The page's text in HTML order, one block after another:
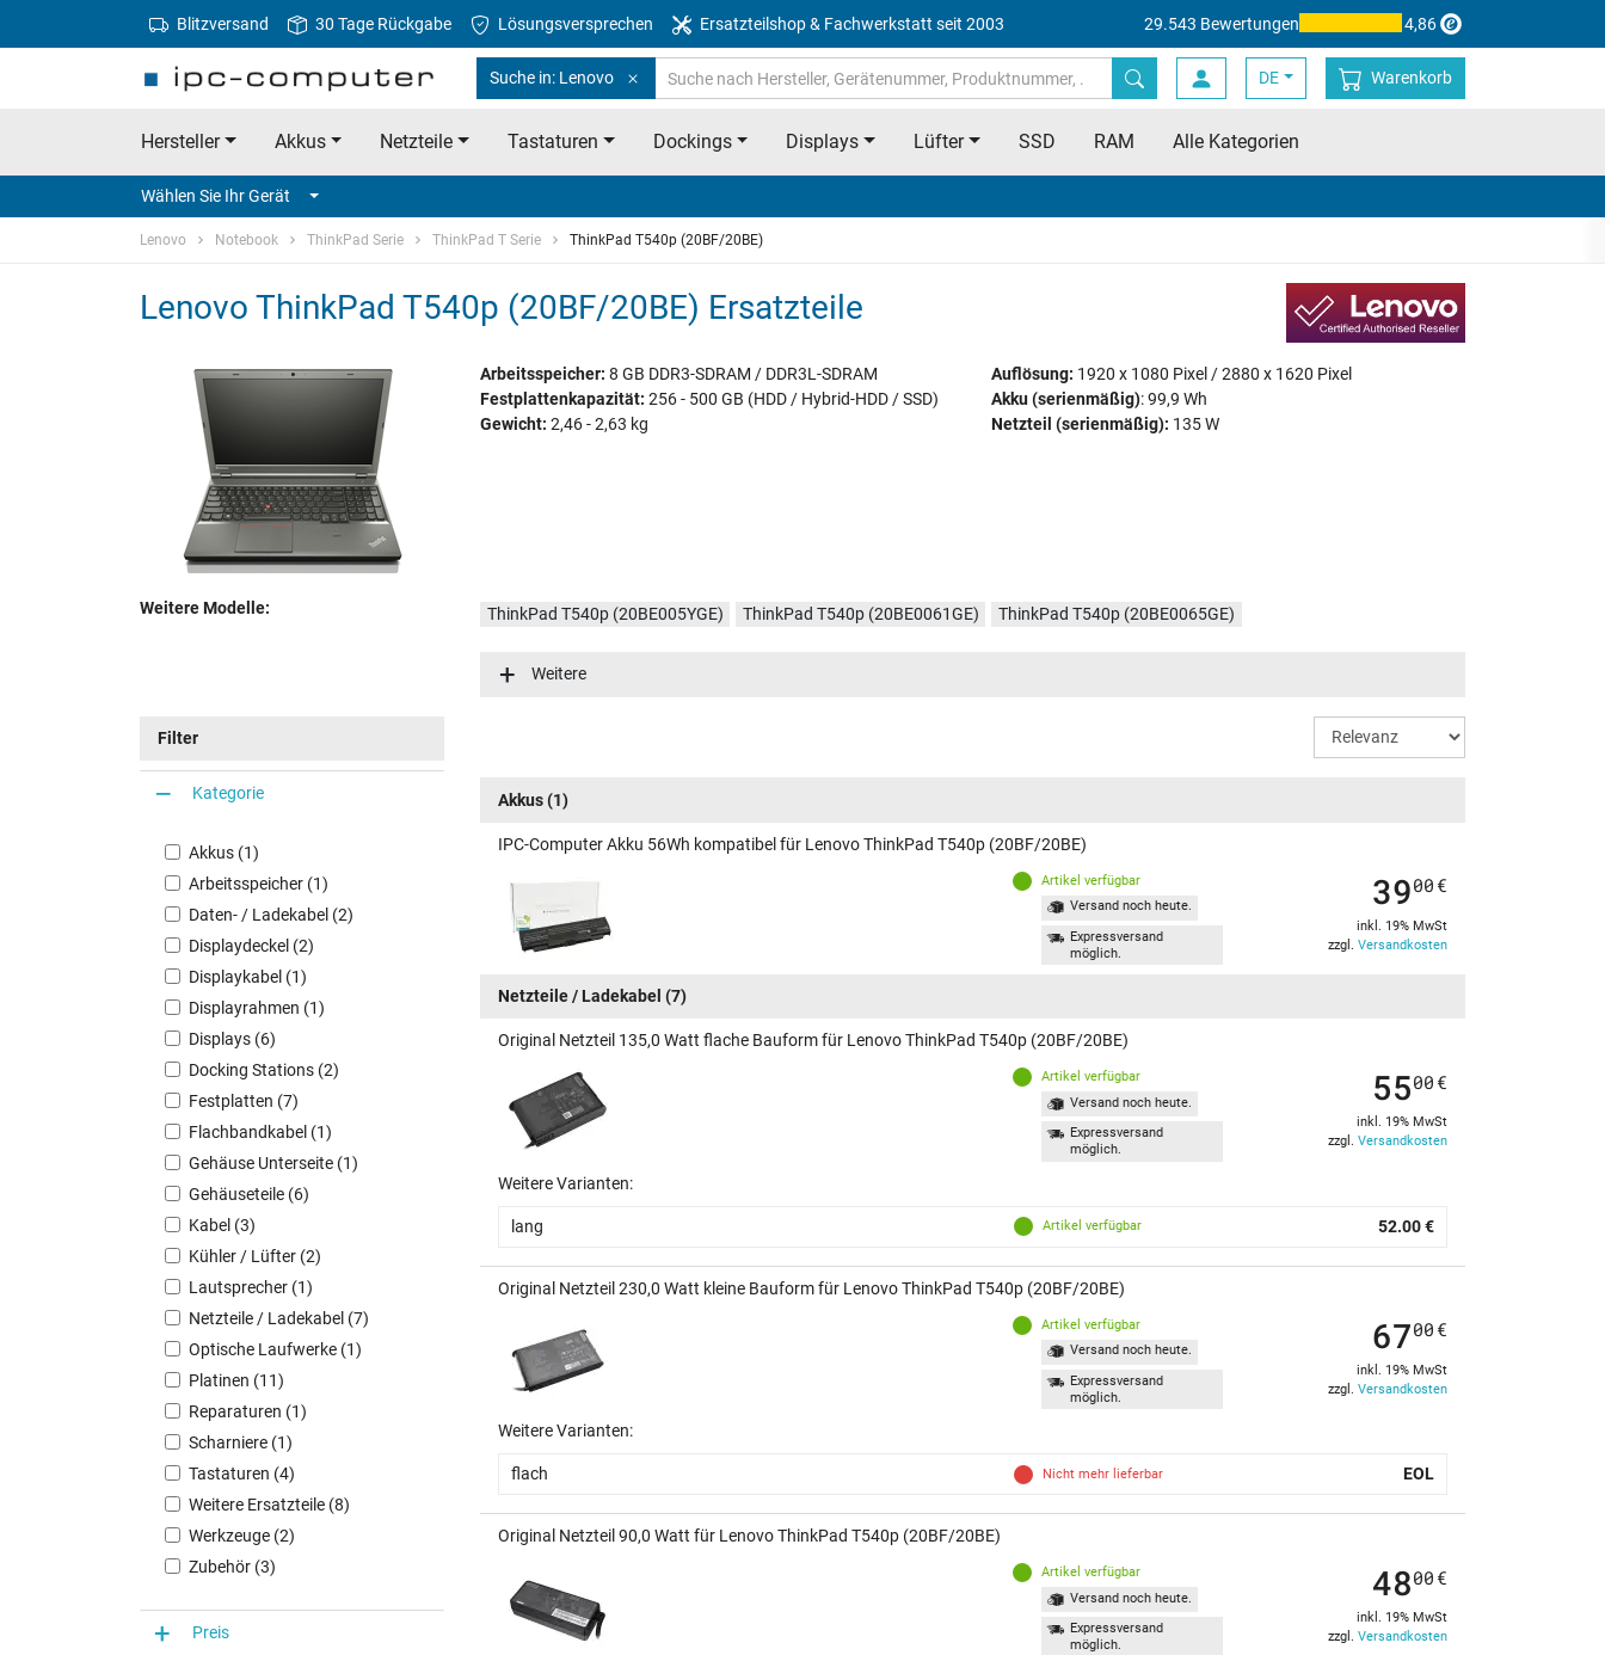
Blitzversand 30 Tage Rückgabe Lösungsversprechen Ersatzteilshop & Fachwerkstatt seit 2003 29.543 Bewertungen 4,86
Suche in: Lenovo DE Warenkorb
Hersteller Akkus Netzteile Tastaturen Dockings Displays Lüfter SSD RAM Alle Kategorien
Wählen Sie Ihr Gerät
Lenovo Notebook ThinkPad Serie ThinkPad T Serie ThinkPad T540p (20BF/20BE)
Lenovo ThinkPad T540p (20BF/20BE) Ersatzteile
Arbeitsspeicher: 8 GB DDR3-SDRAM / DDR3L-SDRAM
Festplattenkapazität: 256 - 500 GB (HDD / Hybrid-HDD / SSD)
Gewicht: 2,46 - 2,63 kg
Auflösung: 1920 x 1080 Pixel / 2880 x 1620 Pixel
Akku (serienmäßig): 99,9 Wh
Netzteil (serienmäßig): 135 W
Weitere Modelle: ThinkPad T540p (20BE005YGE) ThinkPad T540p (20BE0061GE)
ThinkPad T540p (20BE0065GE)
ThinkPad T540p (20BE00BVGE)
ThinkPad T540p (20BE00B4GE)
Weitere
Filter
Kategorie
Akkus (1)
Arbeitsspeicher (1)
Daten- / Ladekabel (2)
Displaydeckel (2)
Displaykabel (1)
Displayrahmen (1)
Displays (6)
Docking Stations (2)
Festplatten (7)
Flachbandkabel (1)
Gehäuse Unterseite (1)
Gehäuseteile (6)
Kabel (3)
Kühler / Lüfter (2)
Lautsprecher (1)
Netzteile / Ladekabel (7)
Optische Laufwerke (1)
Platinen (11)
Reparaturen (1)
Scharniere (1)
Tastaturen (4)
Weitere Ersatzteile (8)
Werkzeuge (2)
Zubehör (3)
Preis
Akkus(1)
IPC-Computer Akku 56Wh kompatibel für Lenovo ThinkPad T540p (20BF/20BE)
Artikel verfügbar
Versand noch heute.
Expressversand
möglich.
3900 €
inkl. 19% MwSt
zzgl. Versandkosten
Netzteile / Ladekabel (7)
Original Netzteil 135,0 Watt flache Bauform für Lenovo ThinkPad T540p (20BF/20BE)
Artikel verfügbar
Versand noch heute.
Expressversand
möglich.
5500 €
inkl. 19% MwSt
zzgl. Versandkosten
Weitere Varianten:
lang Artikel verfügbar 52.00 €
Original Netzteil 230,0 Watt kleine Bauform für Lenovo ThinkPad T540p (20BF/20BE)
Artikel verfügbar
Versand noch heute.
Expressversand
möglich.
6700 €
inkl. 19% MwSt
zzgl. Versandkosten
Weitere Varianten:
flach Nicht mehr lieferbar EOL
Original Netzteil 90,0 Watt für Lenovo ThinkPad T540p (20BF/20BE)
Artikel verfügbar
Versand noch heute.
Expressversand
möglich.
4800 €
inkl. 19% MwSt
zzgl. Versandkosten